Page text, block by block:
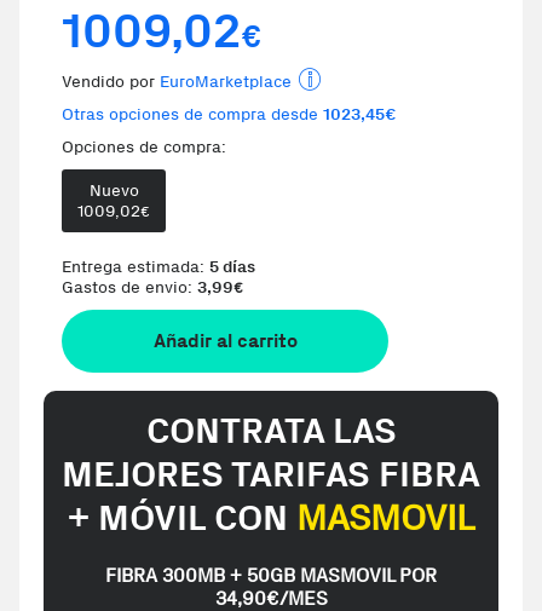
1009,02€
Vendido por EuroMarketplace
Otras opciones de compra desde 1023,45€
Opciones de compra:
Nuevo
1009,02€
Entrega estimada: 5 días
Gastos de envio: 3,99€
Añadir al carrito
CONTRATA LAS
MEJORES TARIFAS FIBRA
+ MÓVIL CON MASMOVIL
FIBRA 300MB + 50GB MASMOVIL POR
34,90€/MES